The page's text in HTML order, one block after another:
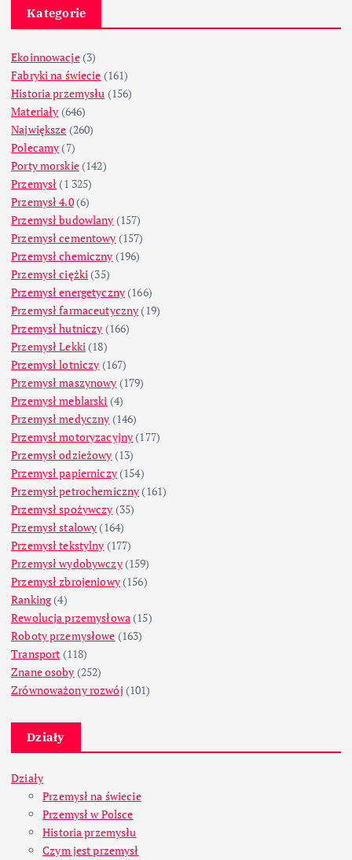
Kategorie
Ekoinnowacje(3)
Fabryki na świecie (161)
Historia przemysłu (156)
Materiały (646)
Największe (260)
Polecamy (7)
Porty morskie(142)
Przemysł (1 325)
Przemysł 4.0(6)
Przemysł budowlany (157)
Przemysł cementowy (157)
Przemysł chemiczny (196)
Przemysł ciężki (35)
Przemysł energetyczny (166)
Przemysł farmaceutyczny (19)
Przemysł hutniczy (166)
Przemysł Lekki (18)
Przemysł lotniczy (167)
Przemysł maszynowy (179)
Przemysł meblarski (4)
Przemysł medyczny (146)
Przemysł motoryzacyjny (177)
Przemysł odzieżowy (13)
Przemysł papierniczy(154)
Przemysł petrochemiczny (161)
Przemysł spożywczy (35)
Przemysł stalowy (164)
Przemysł tekstylny (177)
Przemysł wydobywczy(159)
Przemysł zbrojeniowy(156)
Ranking(4)
Rewolucja przemysłowa (15)
Roboty przemysłowe (163)
Transport (118)
Znane osoby (252)
Zrównoważony rozwój (101)
Działy
Działy
Przemysł na świecie
Przemysł w Polsce
Historia przemysłu
Czym jest przemysł